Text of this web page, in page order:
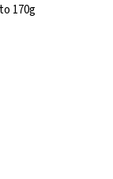
170g